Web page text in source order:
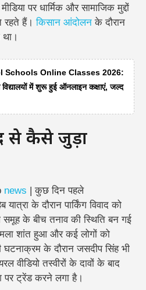
पर धार्मिक और सामाजिक मुद्दों
रहते हैं।किसान आंदोलन के दौरान
Schools Online Classes 2026:
में शुरू हुई ऑनलाइन कक्षाएं, जल्द
से कैसे जुड़ा
news | कुछ दिन पहले
के दौरान पार्किंग विवाद को
के बीच तनाव की स्थिति बन गई
शांत हुआ और कई लोगों को
घटनाक्रम के दौरान जसदीप सिंह भी
वीडियो तस्वीरों के दावों के बाद
पर ट्रेंड करने लगा है।